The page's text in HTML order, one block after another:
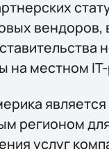
вендоров,
на местном
является
регионом
услуг